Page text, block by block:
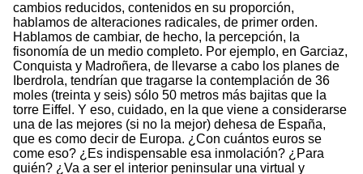
cambios reducidos, contenidos en su proporción,
hablamos de alteraciones radicales, de primer orden.
Hablamos de cambiar, de hecho, la percepción, la
fisonomía de un medio completo. Por ejemplo, en Garciaz,
Conquista y Madroñera, de llevarse a cabo los planes de
Iberdrola, tendrían que tragarse la contemplación de 36
moles (treinta y seis) sólo 50 metros más bajitas que la
torre Eiffel. Y eso, cuidado, en la que viene a considerarse
una de las mejores (si no la mejor) dehesa de España,
que es como decir de Europa. ¿Con cuántos euros se
come eso? ¿Es indispensable esa inmolación? ¿Para
quién? ¿Va a ser el interior peninsular una virtual y